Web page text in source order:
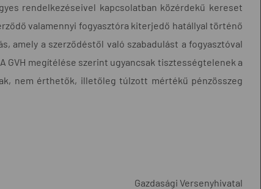
rendelkezéseivel kapcsolatban közérdekű kereset
valamennyi fogyasztóra kiterjedő hatállyal történő
amely a szerződéstől való szabadulást a fogyasztóval
megítélése szerint ugyancsak tisztességtelenek a
nem érthetők, illetőleg túlzott mértékű pénzösszeg
Gazdasági Versenyhivatal